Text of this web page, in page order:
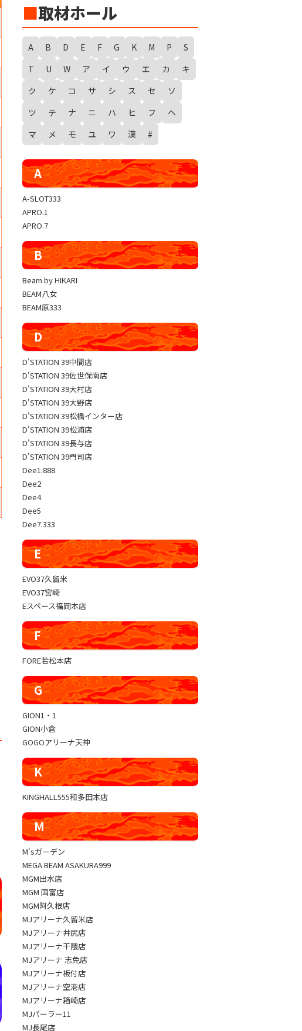
WANTED WONDERLAND
ギガスラッシュ
超ギガスラッシュ
新春スタートダッシュ取材
GRAND WARS-新店実践録-
SUGEEEEEEE!
ギャラクシー取材
グランドクラッシュ
トリプルユニオン
天極
玉屋共闘取材
SHOW TIME取材
聖域取材
戸畑クエスト
YUKO LUCKY×FACE 共闘取材
ヴァルヴレイヴ編集部一斉調査
三共闘取材
熊本の陣
協力取材
ゼッパチ取材
■取材ホール
A B D E F G K M P
S
T
U W ア イ ウ エ カ
キ
ク
ケ コ サ シ ス セ
ソ
ツ
テ ナ ニ ハ ヒ フ
ヘ
マ
メ モ ユ ワ 漢 #
A
A-SLOT333
APRO.1
APRO.7
B
Beam by HIKARI
BEAM八女
BEAM原333
D
D'STATION 39中間店
D'STATION 39佐世保南店
D'STATION 39大村店
D'STATION 39大野店
D'STATION 39松橋インター店
D'STATION 39松浦店
D'STATION 39長与店
D'STATION 39門司店
Dee1.888
Dee2
Dee4
Dee5
Dee7.333
E
EVO37久留米
EVO37宮崎
Eスペース福岡本店
F
FORE若松本店
G
GION1・1
GION小倉
GOGOアリーナ天神
K
KINGHALL555和多田本店
M
M'sガーデン
MEGA BEAM ASAKURA999
MGM出水店
MGM 国富店
MGM阿久根店
MJアリーナ久留米店
MJアリーナ井尻店
MJアリーナ干隈店
MJアリーナ 志免店
MJアリーナ板付店
MJアリーナ空港店
MJアリーナ箱崎店
MJパーラー11
MJ長尾店